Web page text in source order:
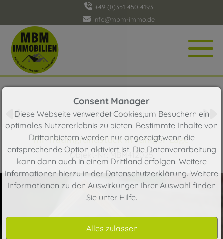
+49 (0)351 450 4193
info@mbm-immo.de
Zurück zur Übersicht
Ihr Traumgrundstück in ruhiger Lage
Objekt-Nr.: MBM412025
Consent Manager
Diese Webseite verwendet Cookies,um Besuchern ein
optimales Nutzererlebnis zu bieten. Bestimmte Inhalte von
Drittanbietern werden nur angezeigt,wenn die
entsprechende Option aktiviert ist. Die Datenverarbeitung
kann dann auch in einem Drittland erfolgen. Weitere
Informationen hierzu in der Datenschutzerklärung. Weitere
Informationen zu den Auswirkungen Ihrer Auswahl finden
Sie unter Hilfe.